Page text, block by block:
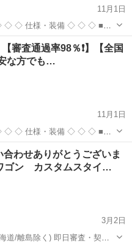
11月1日
XSスペシャル ■ 修復歴 : な
ン ワゴン
【審査通過率98％❗️】【全国
な方でも…
11月1日
XSスペシャル ■ 修復歴 : な
ン ワゴン
わせありがとうございま
ゴン カスタムスタイ…
3月2日
/離島除く) 即日審査・契約